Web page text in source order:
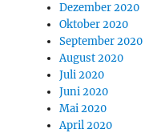
Dezember 2020
Oktober 2020
September 2020
August 2020
Juli 2020
Juni 2020
Mai 2020
April 2020